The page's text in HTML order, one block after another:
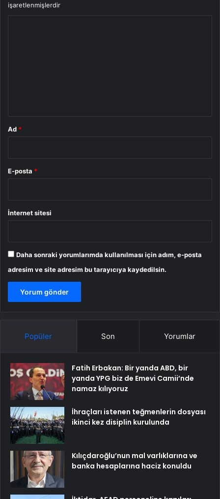
işaretlenmişlerdir
Ad *
E-posta *
İnternet sitesi
Daha sonraki yorumlarımda kullanılması için adım, e-posta
adresim ve site adresim bu tarayıcıya kaydedilsin.
Popüler Son Yorumlar
Fatih Erbakan: Bir yanda ABD, bir
yanda YPG biz de Emevi Camii’nde
namaz kılıyoruz
İhraçları istenen teğmenlerin dosyası
ikinci kez disiplin kurulunda
Kılıçdaroğlu’nun mal varlıklarına ve
banka hesaplarına haciz konuldu